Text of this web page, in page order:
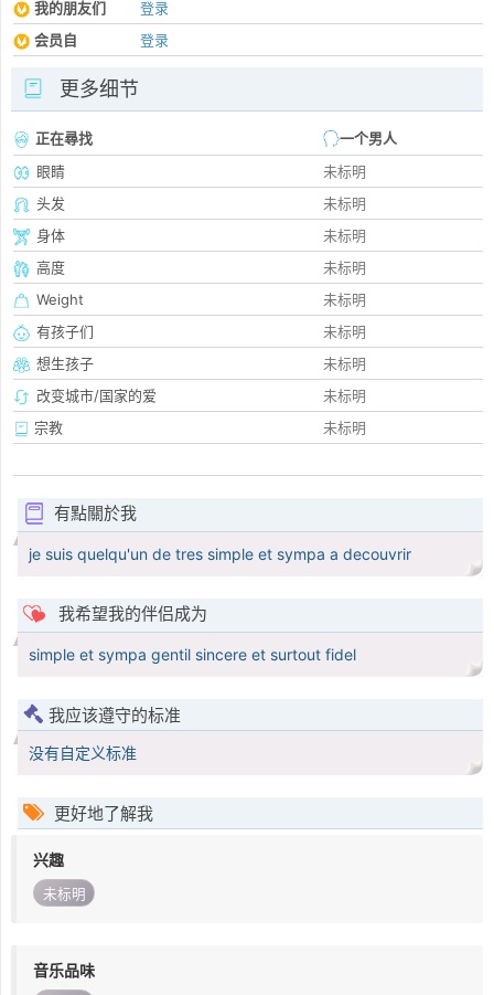
我的朋友们
登录
会员自
登录
更多细节
正在尋找
一个男人
眼睛
未标明
头发
未标明
身体
未标明
高度
未标明
Weight
未标明
有孩子们
未标明
想生孩子
未标明
改变城市/国家的爱
未标明
宗教
未标明
有點關於我
je suis quelqu'un de tres simple et sympa a decouvrir
我希望我的伴侣成为
simple et sympa gentil sincere et surtout fidel
我应该遵守的标准
没有自定义标准
更好地了解我
兴趣
未标明
音乐品味